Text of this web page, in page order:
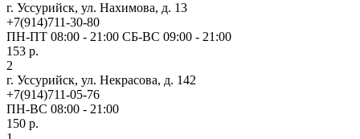
г. Уссурийск, ул. Нахимова, д. 13
+7(914)711-30-80
ПН-ПТ 08:00 - 21:00 СБ-ВС 09:00 - 21:00
153 р.
2
г. Уссурийск, ул. Некрасова, д. 142
+7(914)711-05-76
ПН-ВС 08:00 - 21:00
150 р.